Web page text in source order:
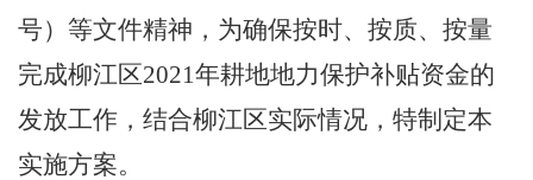
号）等文件精神，为确保按时、按质、按量
完成柳江区2021年耕地地力保护补贴资金的
发放工作，结合柳江区实际情况， 特制定本
实施方案。